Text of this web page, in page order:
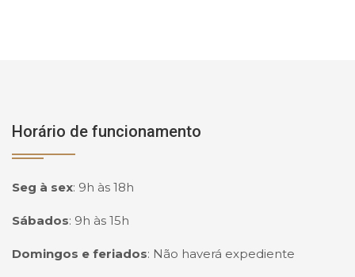
Horário de funcionamento
Seg à sex: 9h às 18h
Sábados: 9h às 15h
Domingos e feriados: Não haverá expediente